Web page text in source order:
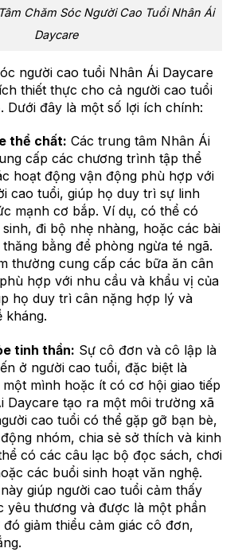
Chăm Sóc Người Cao Tuổi Nhân Ái
Daycare
người cao tuổi Nhân Ái Daycare
thiết thực cho cả người cao tuổi
Dưới đây là một số lợi ích chính:
thể chất: Các trung tâm Nhân Ái
cấp các chương trình tập thể
hoạt động vận động phù hợp với
cao tuổi, giúp họ duy trì sự linh
mạnh cơ bắp. Ví dụ, có thể có
đi bộ nhẹ nhàng, hoặc các bài
bằng để phòng ngừa té ngã.
thường cung cấp các bữa ăn cân
hợp với nhu cầu và khẩu vị của
họ duy trì cân nặng hợp lý và
kháng.
tinh thần: Sự cô đơn và cô lập là
ở người cao tuổi, đặc biệt là
mình hoặc ít có cơ hội giao tiếp
Daycare tạo ra một môi trường xã
cao tuổi có thể gặp gỡ bạn bè,
nhóm, chia sẻ sở thích và kinh
có các câu lạc bộ đọc sách, chơi
các buổi sinh hoạt văn nghệ.
giúp người cao tuổi cảm thấy
yêu thương và được là một phần
giảm thiểu cảm giác cô đơn,